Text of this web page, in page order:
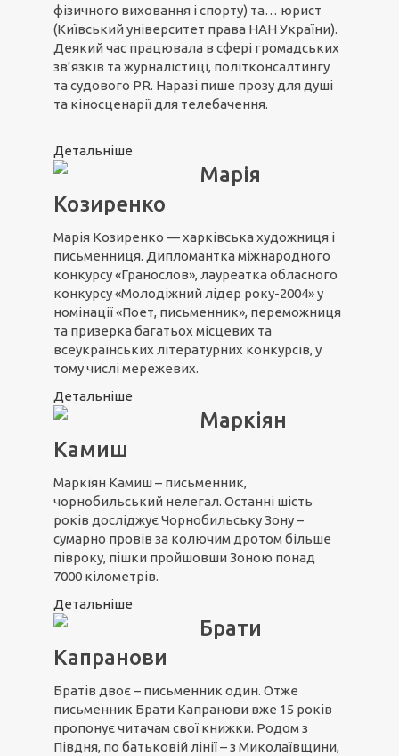
фізичного виховання і спорту) та… юрист
(Київський університет права НАН України).
Деякий час працювала в сфері громадських
зв’язків та журналістиці, політконсалтингу
та судового PR. Наразі пише прозу для душі
та кіносценарії для телебачення.
Детальніше
Марія
Козиренко
Марія Козиренко — харківська художниця і
письменниця. Дипломантка міжнародного
конкурсу «Гранослов», лауреатка обласного
конкурсу «Молодіжний лідер року-2004» у
номінації «Поет, письменник», переможниця
та призерка багатьох місцевих та
всеукраїнських літературних конкурсів, у
тому числі мережевих.
Детальніше
Маркіян
Камиш
Маркіян Камиш – письменник,
чорнобильський нелегал. Останні шість
років досліджує Чорнобильську Зону –
сумарно провів за колючим дротом більше
півроку, пішки пройшовши Зоною понад
7000 кілометрів.
Детальніше
Брати
Капранови
Братів двоє – письменник один. Отже
письменник Брати Капранови вже 15 років
пропонує читачам свої книжки. Родом з
Півдня, по батьковій лінії – з Миколаївщини,